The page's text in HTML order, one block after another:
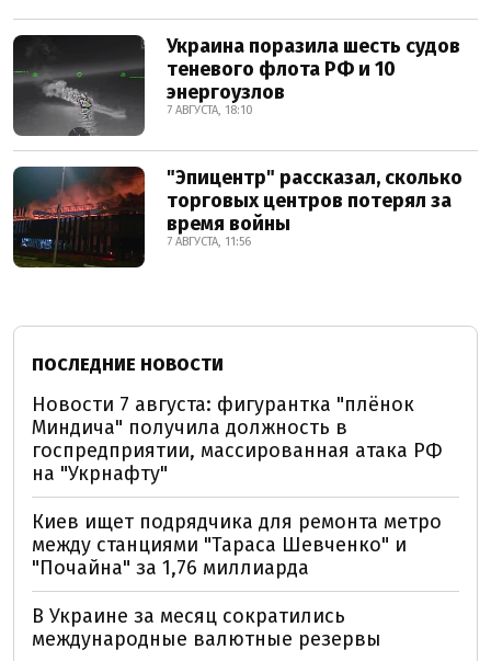
Украина поразила шесть судов
теневого флота РФ и 10
энергоузлов
7 АВГУСТА, 18:10
"Эпицентр" рассказал, сколько
торговых центров потерял за
время войны
7 АВГУСТА, 11:56
ПОСЛЕДНИЕ НОВОСТИ
Новости 7 августа: фигурантка "плёнок
Миндича" получила должность в
госпредприятии, массированная атака РФ
на "Укрнафту"
Киев ищет подрядчика для ремонта метро
между станциями "Тараса Шевченко" и
"Почайна" за 1,76 миллиарда
В Украине за месяц сократились
международные валютные резервы